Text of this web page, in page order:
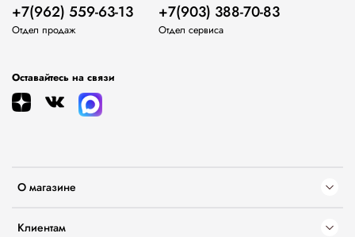
О магазине
Клиентам
+7(962) 559-63-13
Отдел продаж
+7(903) 388-70-83
Отдел сервиса
Оставайтесь на связи